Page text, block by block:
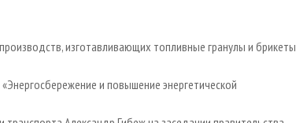
изготавливающих топливные гранулы и брикеты
и повышение энергетической